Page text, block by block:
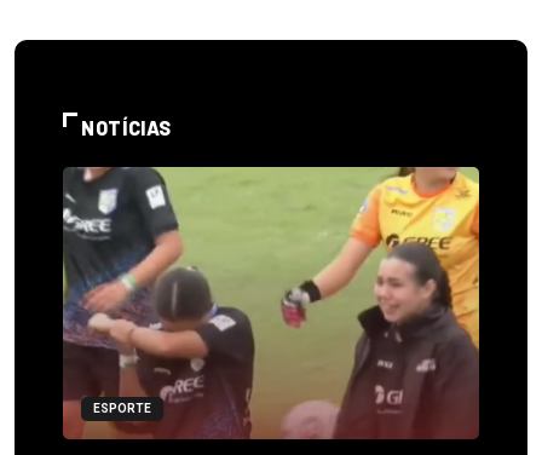
NOTÍCIAS
ESPORTE